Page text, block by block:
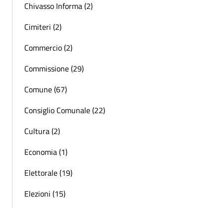
Chivasso Informa (2)
Cimiteri (2)
Commercio (2)
Commissione (29)
Comune (67)
Consiglio Comunale (22)
Cultura (2)
Economia (1)
Elettorale (19)
Elezioni (15)